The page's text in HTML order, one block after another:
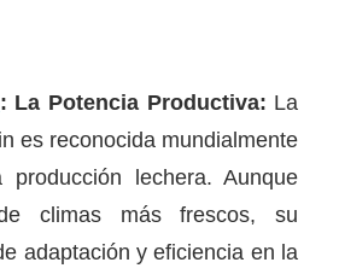
: La Potencia Productiva: La
es reconocida mundialmente
lechera. Aunque
climas más frescos, su
adaptación y eficiencia en la